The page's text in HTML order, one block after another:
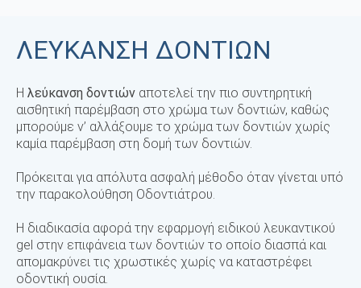
ΛΕΎΚΑΝΣΗ ΔΟΝΤΙΏΝ
Η λεύκανση δοντιών αποτελεί την πιο συντηρητική
αισθητική παρέμβαση στο χρώμα των δοντιών, καθώς
μπορούμε ν’ αλλάξουμε το χρώμα των δοντιών χωρίς
καμία παρέμβαση στη δομή των δοντιών.
Πρόκειται για απόλυτα ασφαλή μέθοδο όταν γίνεται υπό
την παρακολούθηση Οδοντιάτρου.
Η διαδικασία αφορά την εφαρμογή ειδικού λευκαντικού
gel στην επιφάνεια των δοντιών το οποίο διασπά και
απομακρύνει τις χρωστικές χωρίς να καταστρέφει
οδοντική ουσία.